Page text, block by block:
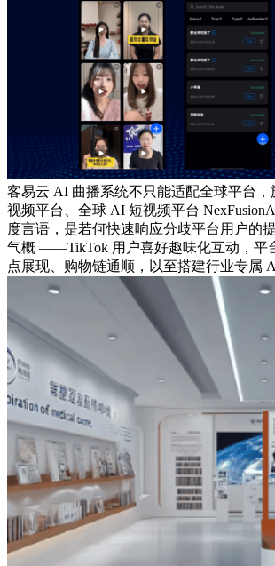
客易云 AI 曲播系统不只能适配全球平台
视频平台、全球 AI 短视频平台
度言语，是若何快速响应分歧平台用户的
气概 ——TikTok 用户喜好趣味化互动，平
点展现、购物链通顺，以至搭建行业专属